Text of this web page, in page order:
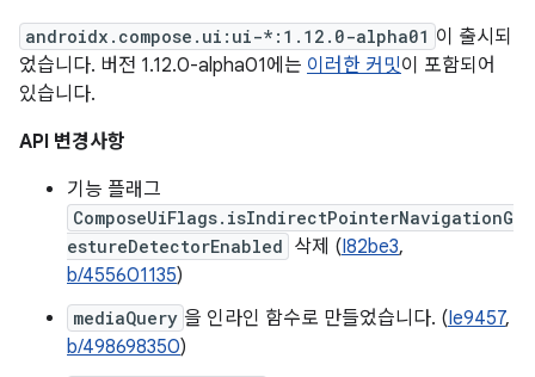
androidx.compose.ui:ui-*:1.12.0-alpha01 이 출시되
었습니다. 버전 1.12.0-alpha01에는 이러한 커밋이 포함되어
있습니다.
API 변경사항
기능 플래그
ComposeUiFlags.isIndirectPointerNavigationG
estureDetectorEnabled 삭제 (I82be3,
b/455601135)
mediaQuery 을 인라인 함수로 만들었습니다. (Ie9457,
b/498698350)